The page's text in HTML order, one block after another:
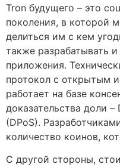
Tron будущего – это
поколения, в которой
делиться им с кем
также разрабатывать и
приложения.
протокол с открытым
работает на базе
доказательства доли
(DPoS).
количество коинов,
С другой стороны,